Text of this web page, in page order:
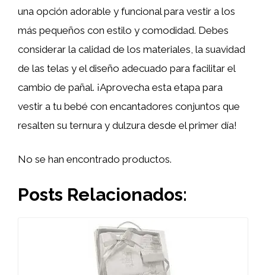
una opción adorable y funcional para vestir a los
más pequeños con estilo y comodidad. Debes
considerar la calidad de los materiales, la suavidad
de las telas y el diseño adecuado para facilitar el
cambio de pañal. ¡Aprovecha esta etapa para
vestir a tu bebé con encantadores conjuntos que
resalten su ternura y dulzura desde el primer día!
No se han encontrado productos.
Posts Relacionados: